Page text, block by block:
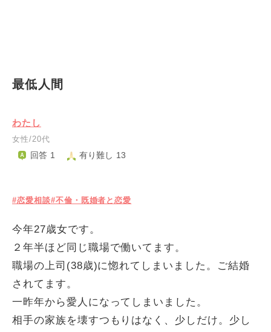
最低人間
わたし
女性/20代
回答 1 有り難し 13
#恋愛相談#不倫・既婚者と恋愛
今年27歳女です。
２年半ほど同じ職場で働いてます。
職場の上司(38歳)に惚れてしまいました。ご結婚
されてます。
一昨年から愛人になってしまいました。
相手の家族を壊すつもりはなく、少しだけ。少し